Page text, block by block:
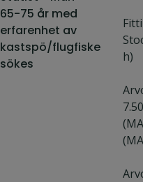
65-75 år med
erfarenhet av
kastspö/flugfiske
sökes
h)